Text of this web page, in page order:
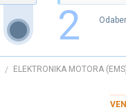
2
/ ELEKTRONIKA MOTORA